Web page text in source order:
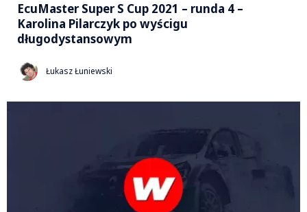
EcuMaster Super S Cup 2021 – runda 4 –
Karolina Pilarczyk po wyścigu
długodystansowym
Łukasz Łuniewski